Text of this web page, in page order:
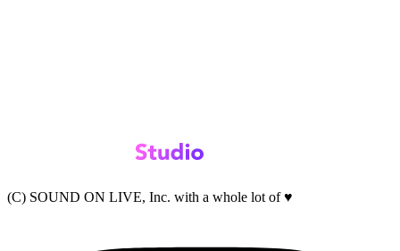
(C) SOUND ON LIVE, Inc. with a whole lot of ♥